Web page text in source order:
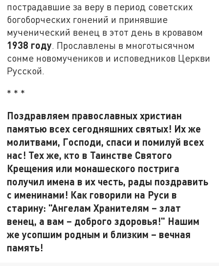
пострадавшие за веру в период советских
богоборческих гонений и принявшие
мученический венец в этот день в кровавом
1938 году. Прославлены в многотысячном
сонме новомучеников и исповедников Церкви
Русской.
* * *
Поздравляем православных христиан
памятью всех сегодняшних святых! Их же
молитвами, Господи, спаси и помилуй всех
нас! Тех же, кто в Таинстве Святого
Крещения или монашеского пострига
получил имена в их честь, рады поздравить
с именинами! Как говорили на Руси в
старину: "Ангелам Хранителям – злат
венец, а вам – доброго здоровья!" Нашим
же усопшим родным и близким – вечная
память!